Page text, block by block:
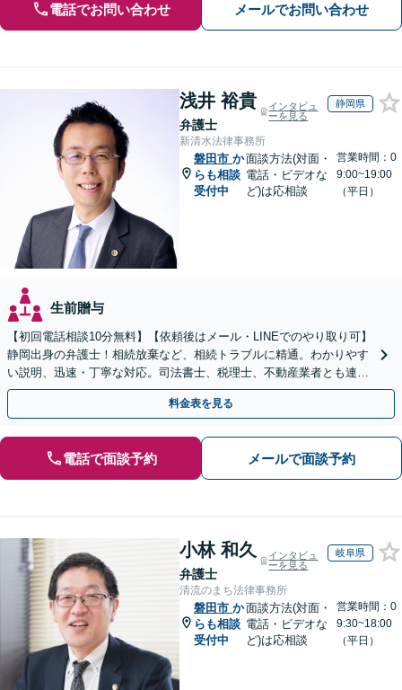
電話でお問い合わせ メールでお問い合わせ
浅井 裕貴
弁護士
インタビュ
ーを見る
静岡県
新清水法律事務所
磐田市 か
らも相談
受付中
面談方法(対面・
電話・ビデオな
ど)は応相談
営業時間：0
9:00~19:00
（平日）
生前贈与
【初回電話相談10分無料】【依頼後はメール・LINEでのやり取り可】
静岡出身の弁護士！相続放棄など、相続トラブルに精通。わかりやす
い説明、迅速・丁寧な対応。司法書士、税理士、不動産業者とも連携
し、遺産相続をトータルサポート【完全個室相談】
料金表を見る
電話で面談予約 メールで面談予約
小林 和久
弁護士
インタビュ
ーを見る
岐阜県
清流のまち法律事務所
磐田市 か
らも相談
受付中
面談方法(対面・
電話・ビデオな
ど)は応相談
営業時間：0
9:30~18:00
（平日）